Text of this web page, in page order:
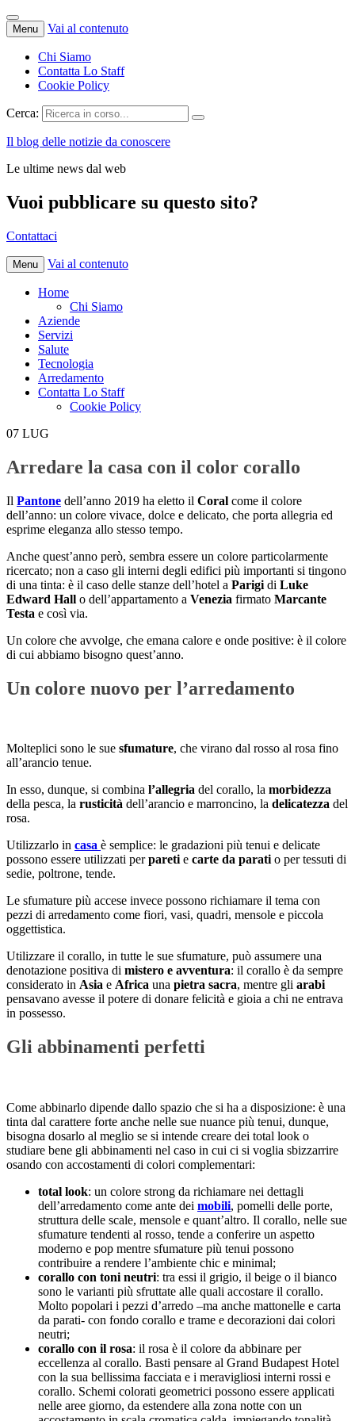
Menu Vai al contenuto
Chi Siamo
Contatta Lo Staff
Cookie Policy
Cerca:
Il blog delle notizie da conoscere
Le ultime news dal web
Vuoi pubblicare su questo sito?
Contattaci
Menu Vai al contenuto
Home
Chi Siamo
Aziende
Servizi
Salute
Tecnologia
Arredamento
Contatta Lo Staff
Cookie Policy
07 LUG
Arredare la casa con il color corallo
Il Pantone dell’anno 2019 ha eletto il Coral come il colore
dell’anno: un colore vivace, dolce e delicato, che porta allegria ed
esprime eleganza allo stesso tempo.
Anche quest’anno però, sembra essere un colore particolarmente
ricercato; non a caso gli interni degli edifici più importanti si tingono
di una tinta: è il caso delle stanze dell’hotel a Parigi di Luke
Edward Hall o dell’appartamento a Venezia firmato Marcante
Testa e così via.
Un colore che avvolge, che emana calore e onde positive: è il colore
di cui abbiamo bisogno quest’anno.
Un colore nuovo per l’arredamento
Molteplici sono le sue sfumature, che virano dal rosso al rosa fino
all’arancio tenue.
In esso, dunque, si combina l’allegria del corallo, la morbidezza
della pesca, la rusticità dell’arancio e marroncino, la delicatezza del
rosa.
Utilizzarlo in casa è semplice: le gradazioni più tenui e delicate
possono essere utilizzati perparetie carte da paratio per tessuti di
sedie, poltrone, tende.
Le sfumature più accese invece possono richiamare il tema con
pezzi di arredamento come fiori, vasi, quadri, mensole e piccola
oggettistica.
Utilizzare il corallo, in tutte le sue sfumature, può assumere una
denotazione positiva di mistero e avventura: il corallo è da sempre
considerato in Asia e Africa una pietra sacra, mentre gli arabi
pensavano avesse il potere di donare felicità e gioia a chi ne entrava
in possesso.
Gli abbinamenti perfetti
Come abbinarlo dipende dallo spazio che si ha a disposizione: è una
tinta dal carattere forte anche nelle sue nuance più tenui, dunque,
bisogna dosarlo al meglio se si intende creare dei total look o
studiare bene gli abbinamenti nel caso in cui ci si voglia sbizzarrire
osando con accostamenti di colori complementari:
total look: un colore strong da richiamare nei dettagli
dell’arredamento come ante dei mobili, pomelli delle porte,
struttura delle scale, mensole e quant’altro. Il corallo, nelle sue
sfumature tendenti al rosso, tende a conferire un aspetto
moderno e pop mentre sfumature più tenui possono
contribuire a rendere l’ambiente chic e minimal;
corallo con toni neutri: tra essi il grigio, il beige o il bianco
sono le varianti più sfruttate alle quali accostare il corallo.
Molto popolari i pezzi d’arredo –ma anche mattonelle e carta
da parati- con fondo corallo e trame e decorazioni dai colori
neutri;
corallo con il rosa: il rosa è il colore da abbinare per
eccellenza al corallo. Basti pensare al Grand Budapest Hotel
con la sua bellissima facciata e i meravigliosi interni rossi e
corallo. Schemi colorati geometrici possono essere applicati
nelle aree giorno, da estendere alla zona notte con un